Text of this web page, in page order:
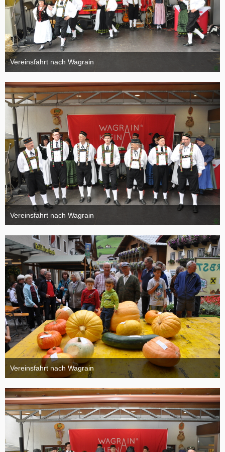
Vereinsfahrt nach Wagrain
4. Oktober 2015
Vereinsfahrt nach Wagrain
4. Oktober 2015
Vereinsfahrt nach Wagrain
4. Oktober 2015